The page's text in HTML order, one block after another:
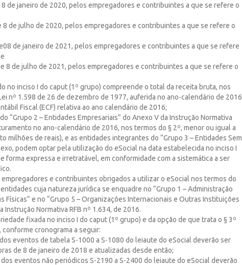
8 de janeiro de 2020, pelos empregadores e contribuintes a que se refere o
8 de julho de 2020, pelos empregadores e contribuintes a que se refere o
de janeiro de 2021, pelos empregadores e contribuintes a que se refere
8 de julho de 2021, pelos empregadores e contribuintes a que se refere o
no inciso I do caput (1º grupo) compreende o total da receita bruta, nos
nº 1.598 de 26 de dezembro de 1977, auferida no ano-calendário de 2016
Fiscal (ECF) relativa ao ano calendário de 2016;
“Grupo 2 – Entidades Empresariais” do Anexo V da Instrução Normativa
no ano-calendário de 2016, nos termos do § 2º, menor ou igual a
milhões de reais), e as entidades integrantes do “Grupo 3 – Entidades Sem
podem optar pela utilização do eSocial na data estabelecida no inciso I
forma expressa e irretratável, em conformidade com a sistemática a ser
empregadores e contribuintes obrigados a utilizar o eSocial nos termos do
cuja natureza jurídica se enquadre no “Grupo 1 – Administração
Físicas” e no “Grupo 5 – Organizações Internacionais e Outras Instituições
Instrução Normativa RFB nº 1.634, de 2016.
fixada no inciso I do caput (1º grupo) e da opção de que trata o § 3º
cronograma a seguir:
eventos de tabela S-1000 a S-1080 do leiaute do eSocial deverão ser
de 8 de janeiro de 2018 e atualizadas desde então;
eventos não periódicos S-2190 a S-2400 do leiaute do eSocial deverão